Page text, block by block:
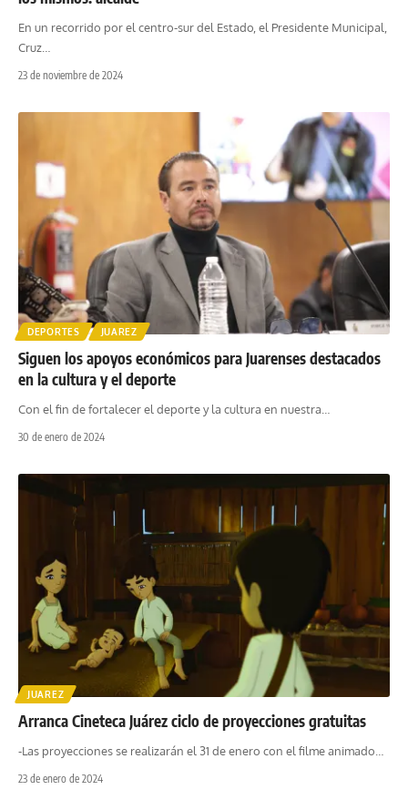
En un recorrido por el centro-sur del Estado, el Presidente Municipal,
Cruz
23 de noviembre de 2024
DEPORTES JUAREZ
Siguen los apoyos económicos para Juarenses destacados
en la cultura y el deporte
Con el fin de fortalecer el deporte y la cultura en nuestra…
30 de enero de 2024
JUAREZ
Arranca Cineteca Juárez ciclo de proyecciones gratuitas
-Las proyecciones se realizarán el 31 de enero con el filme animado
23 de enero de 2024